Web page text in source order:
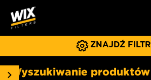
ZNAJDŹ FILTR
Wyszukiwanie produktów